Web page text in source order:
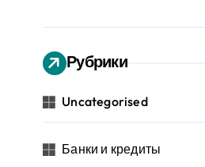
Рубрики
Uncategorised
Банки и кредиты